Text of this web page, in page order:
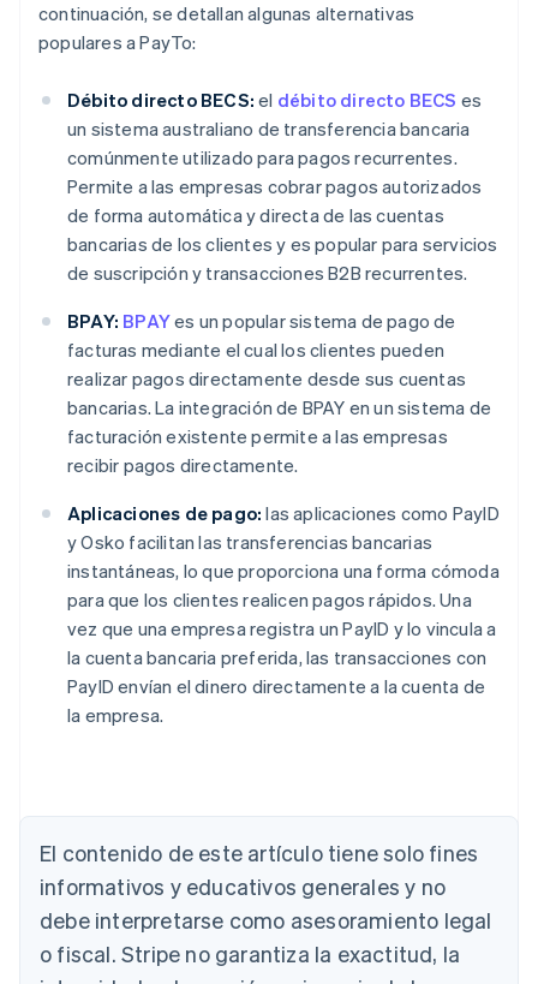
continuación, se detallan algunas alternativas
populares a PayTo:
Débito directo BECS: el débito directo BECS es
un sistema australiano de transferencia bancaria
comúnmente utilizado para pagos recurrentes.
Permite a las empresas cobrar pagos autorizados
de forma automática y directa de las cuentas
bancarias de los clientes y es popular para servicios
de suscripción y transacciones B2B recurrentes.
BPAY: BPAYes un popular sistema de pago de
facturas mediante el cual los clientes pueden
realizar pagos directamente desde sus cuentas
bancarias. La integración de BPAY en un sistema de
facturación existente permite a las empresas
recibir pagos directamente.
Aplicaciones de pago: las aplicaciones como PayID
y Osko facilitan las transferencias bancarias
instantáneas, lo que proporciona una forma cómoda
para que los clientes realicen pagos rápidos. Una
vez que una empresa registra un PayID y lo vincula a
la cuenta bancaria preferida, las transacciones con
PayID envían el dinero directamente a la cuenta de
la empresa.
El contenido de este artículo tiene solo fines
informativos y educativos generales y no
debe interpretarse como asesoramiento legal
o fiscal. Stripe no garantiza la exactitud, la
Australia
Austria
DeutschEnglish
Bélgica
Nederlands Français Deutsch English
Brasil